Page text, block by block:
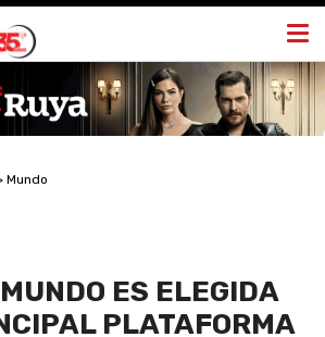
Mundo
ES ELEGIDA
PLATAFORMA